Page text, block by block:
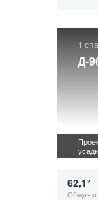
1
Д-
62,1²
Общая